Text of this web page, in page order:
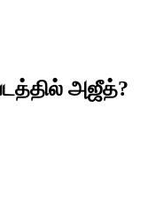
அஜீத்?